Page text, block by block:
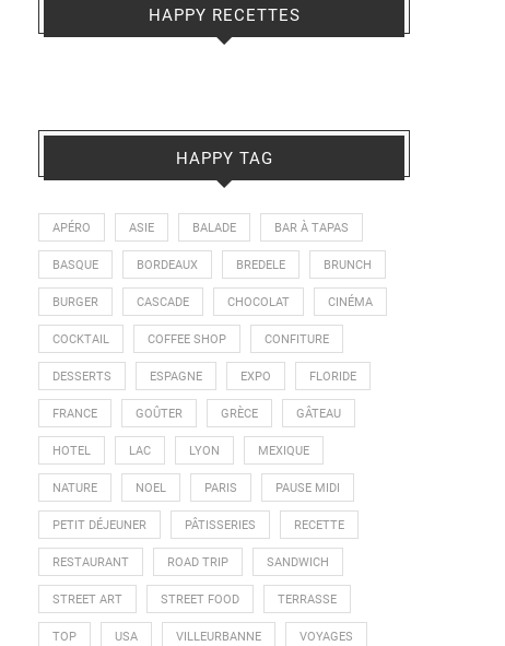
HAPPY RECETTES
HAPPY TAG
APÉRO ASIE BALADE BAR À TAPAS
BASQUE BORDEAUX BREDELE BRUNCH
BURGER CASCADE CHOCOLAT CINÉMA
COCKTAIL COFFEE SHOP CONFITURE
DESSERTS ESPAGNE EXPO FLORIDE
FRANCE GOÛTER GRÈCE GÂTEAU
HOTEL LAC LYON MEXIQUE
NATURE NOEL PARIS PAUSE MIDI
PETIT DÉJEUNER PÂTISSERIES RECETTE
RESTAURANT ROAD TRIP SANDWICH
STREET ART STREET FOOD TERRASSE
TOP USA VILLEURBANNE VOYAGES